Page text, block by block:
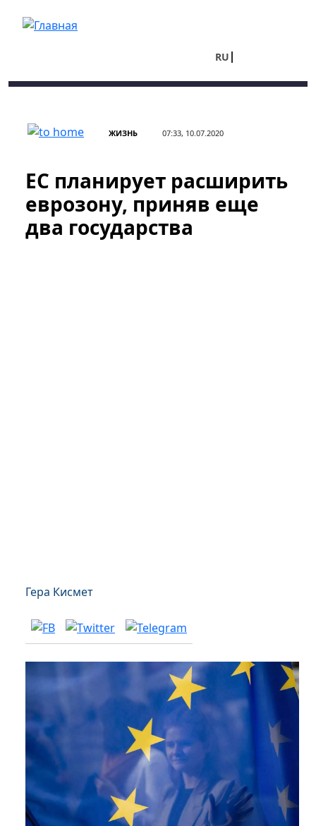
RU
ЖИЗНЬ 07:33, 10.07.2020
ЕС планирует расширить
еврозону, приняв еще
два государства
Гера Кисмет